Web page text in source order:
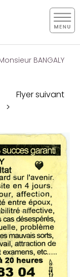
BANGALY
Flyer suivant
>